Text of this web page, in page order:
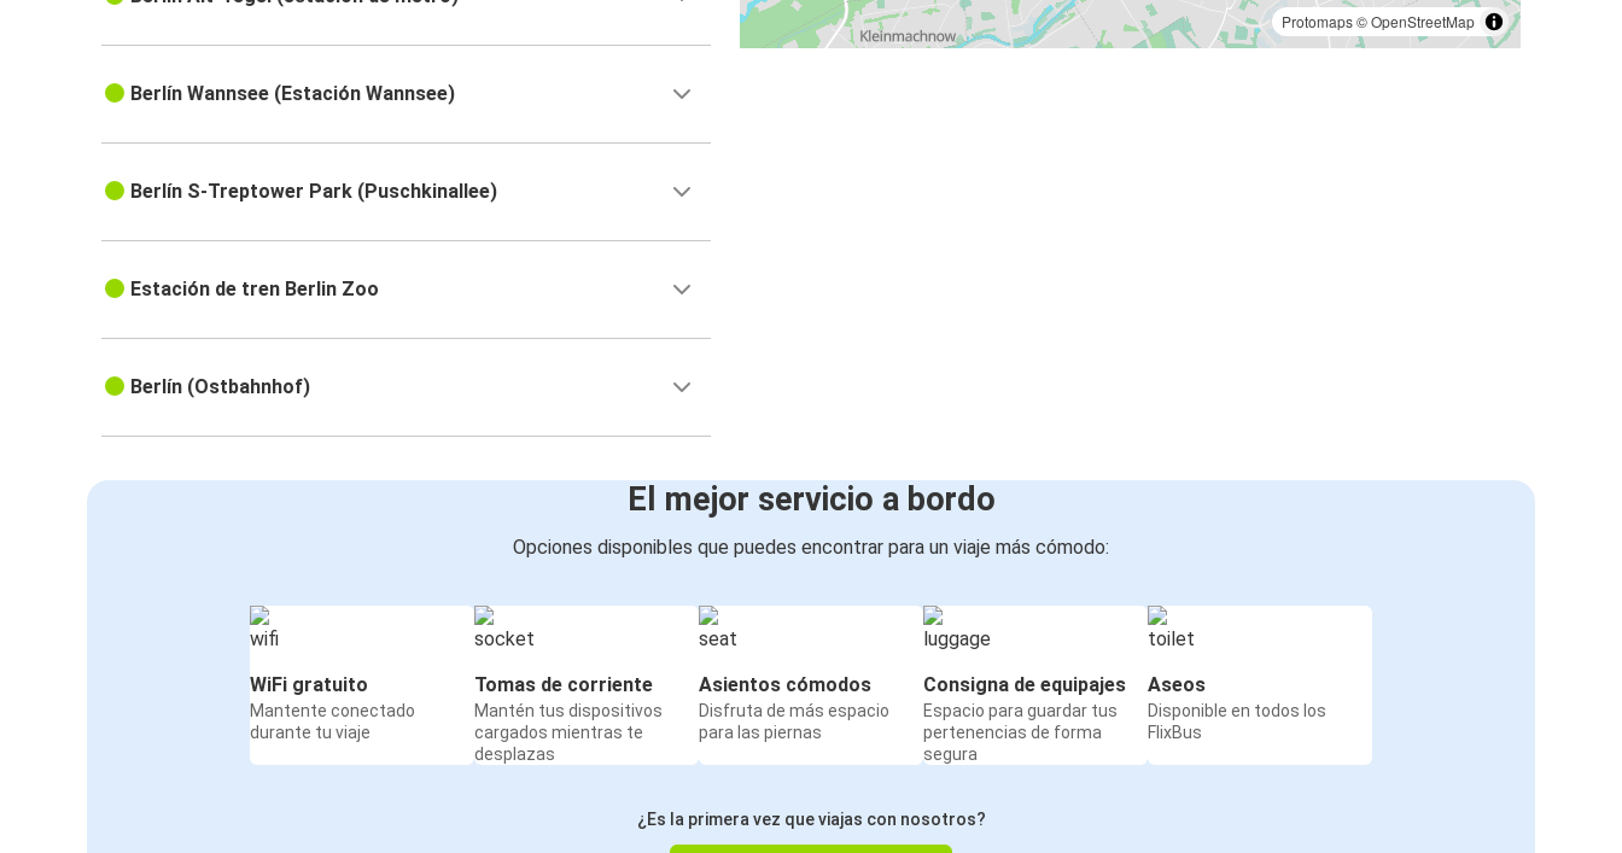
Protomaps©OpenStreetMap
Berlín Wannsee (Estación Wannsee)
Berlín S-Treptower Park (Puschkinallee)
Estación de tren Berlin Zoo
Berlín (Ostbahnhof)
El mejor servicio a bordo
Opciones disponibles que puedes encontrar para un viaje más cómodo:
WiFi gratuito
Mantente conectado
durante tu viaje
Tomas de corriente
Mantén tus dispositivos
cargados mientras te
desplazas
Asientos cómodos
Disfruta de más espacio
para las piernas
Consigna de equipajes
Espacio para guardar tus
pertenencias de forma
segura
Aseos
Disponible en todos los
FlixBus
¿Es la primera vez que viajas con nosotros?